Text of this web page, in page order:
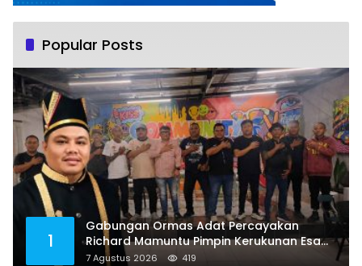
Popular Posts
1
Gabungan Ormas Adat Percayakan
Richard Mamuntu Pimpin Kerukunan Esa
Keter Kota Bitung
7 Agustus 2026 419